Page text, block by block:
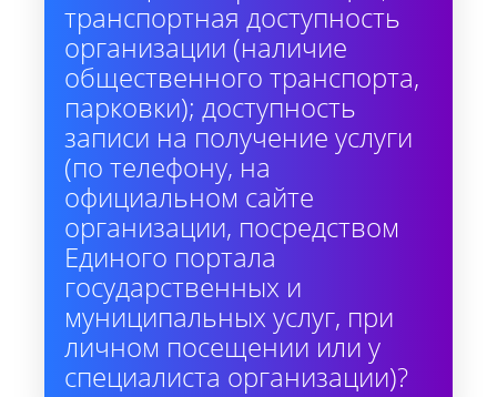
транспортная доступность
организации (наличие
общественного транспорта,
парковки); доступность
записи на получение услуги
(по телефону, на
официальном сайте
организации, посредством
Единого портала
государственных и
муниципальных услуг, при
личном посещении или у
специалиста организации)?